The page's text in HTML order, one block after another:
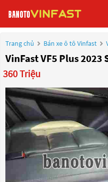
Trang chủ Bán xe ô tô Vinfast
VinFast VF5 Plus 2023
360 Triệu